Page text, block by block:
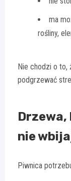
ma
rośliny,
Nie chodzi o to,
podgrzewać
nie
Piwnica